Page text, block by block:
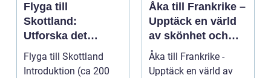
Flyga till
Skottland:
Utforska det
majestätiska
landet
Flyga till Skottland
Introduktion (ca 200
Åka till Frankrike –
Upptäck en värld
av skönhet och
kultur
Åka till Frankrike -
Upptäck en värld av